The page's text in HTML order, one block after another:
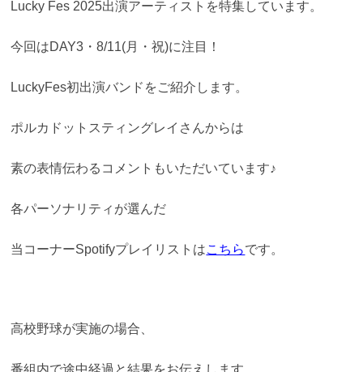
Lucky Fes 2025出演アーティストを特集しています。
今回はDAY3・8/11(月・祝)に注目！
LuckyFes初出演バンドをご紹介します。
ポルカドットスティングレイさんからは
素の表情伝わるコメントもいただいています♪
各パーソナリティが選んだ
当コーナーSpotifyプレイリストはこちらです。
高校野球が実施の場合、
番組内で途中経過と結果をお伝えします。